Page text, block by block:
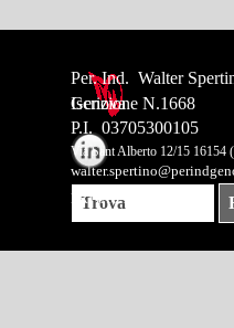
Per. Ind.  Walter
P.I.  03705300105
Via Sant Alberto 12/15 16154
Genova
Iscrizione N.1668
PRIVACY POLICY